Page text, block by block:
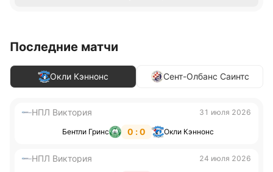
Последние матчи
Окли Кэннонс Сент-Олбанс Саинтс
НПЛ Виктория 31 июля 2026
Бентли Гринс 0 : 0 Окли Кэннонс
НПЛ Виктория 24 июля 2026